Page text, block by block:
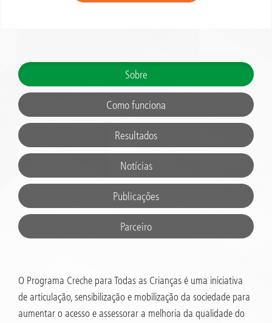
Sobre
Como funciona
Resultados
Notícias
Publicações
Parceiro
O Programa Creche para Todas as Crianças é uma iniciativa
de articulação, sensibilização e mobilização da sociedade para
aumentar o acesso e assessorar a melhoria da qualidade do